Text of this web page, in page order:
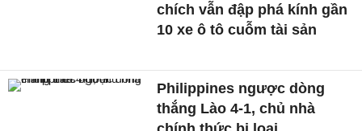
chích vẫn đập phá kính gần
10 xe ô tô cuỗm tài sản
Philippines ngược dòng
thắng Lào 4-1, chủ nhà